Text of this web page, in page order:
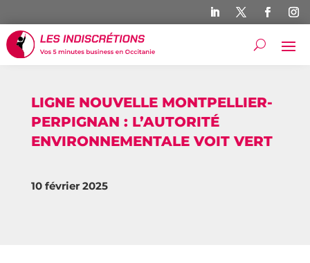
LIGNE NOUVELLE MONTPELLIER-
PERPIGNAN : L’AUTORITÉ
ENVIRONNEMENTALE VOIT VERT
10 février 2025